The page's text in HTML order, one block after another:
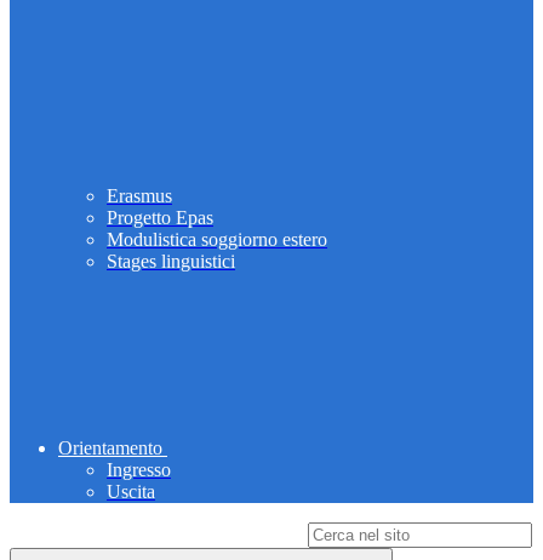
Erasmus
Progetto Epas
Modulistica soggiorno estero
Stages linguistici
Orientamento
Ingresso
Uscita